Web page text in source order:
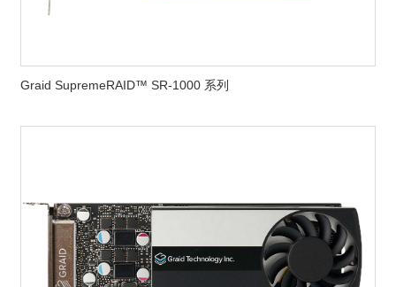
Graid SupremeRAID™ SR-1000 系列